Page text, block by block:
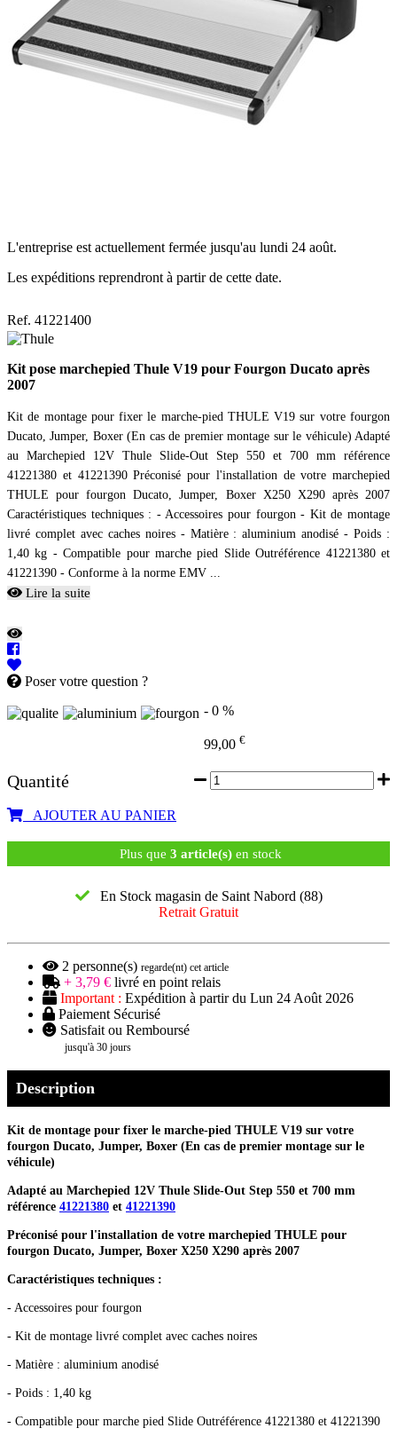
L'entreprise est actuellement fermée jusqu'au lundi 24 août.
Les expéditions reprendront à partir de cette date.
Ref. 41221400
Kit pose marchepied Thule V19 pour Fourgon Ducato après
2007
Kit de montage pour fixer le marche-pied THULE V19 sur votre fourgon
Ducato, Jumper, Boxer (En cas de premier montage sur le véhicule) Adapté
au Marchepied 12V Thule Slide-Out Step 550 et 700 mm référence
41221380 et 41221390 Préconisé pour l'installation de votre marchepied
THULE pour fourgon Ducato, Jumper, Boxer X250 X290 après 2007
Caractéristiques techniques : - Accessoires pour fourgon - Kit de montage
livré complet avec caches noires - Matière : aluminium anodisé - Poids :
1,40 kg - Compatible pour marche pied Slide Outréférence 41221380 et
41221390 - Conforme à la norme EMV ...
Lire la suite
Poser votre question ?
- 0 %
99,00 €
Quantité
AJOUTER AU PANIER
Plus que 3 article(s)en stock
En Stock magasin de Saint Nabord (88)
Retrait Gratuit
2 personne(s) regarde(nt) cet article
+ 3,79 € livré en point relais
Important : Expédition à partir du Lun 24 Août 2026
Paiement Sécurisé
Satisfait ou Remboursé
jusqu'à 30 jours
Description
Kit de montage pour fixer le marche-pied THULE V19 sur votre
fourgon Ducato, Jumper, Boxer (En cas de premier montage sur le
véhicule)
Adapté au Marchepied 12V Thule Slide-Out Step 550 et 700 mm
référence 41221380 et 41221390
Préconisé pour l'installation de votre marchepied THULE pour
fourgon Ducato, Jumper, Boxer X250 X290 après 2007
Caractéristiques techniques :
- Accessoires pour fourgon
- Kit de montage livré complet avec caches noires
- Matière : aluminium anodisé
- Poids : 1,40 kg
- Compatible pour marche pied Slide Outréférence 41221380 et 41221390